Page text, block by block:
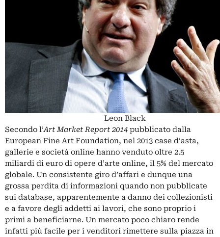
Leon Black
Secondo l’Art Market Report 2014 pubblicato dalla
European Fine Art Foundation, nel 2013 case d’asta,
gallerie e società online hanno venduto oltre 2.5
miliardi di euro di opere d’arte online, il 5% del mercato
globale. Un consistente giro d’affari e dunque una
grossa perdita di informazioni quando non pubblicate
sui database, apparentemente a danno dei collezionisti
e a favore degli addetti ai lavori, che sono proprio i
primi a beneficiarne. Un mercato poco chiaro rende
infatti più facile per i venditori rimettere sulla piazza in